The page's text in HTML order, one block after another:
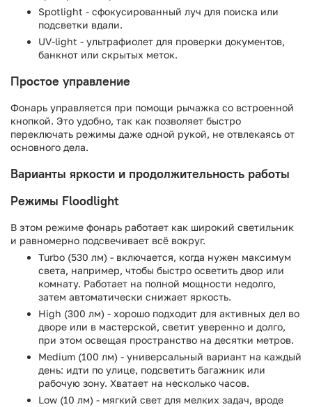
Spotlight - сфокусированный луч для поиска или
подсветки вдали.
UV-light - ультрафиолет для проверки документов,
банкнот или скрытых меток.
Простое управление
Фонарь управляется при помощи рычажка со встроенной
кнопкой. Это удобно, так как позволяет быстро
переключать режимы даже одной рукой, не отвлекаясь от
основного дела.
Варианты яркости и продолжительность работы
Режимы Floodlight
В этом режиме фонарь работает как широкий светильник
и равномерно подсвечивает всё вокруг.
Turbo (530 лм) - включается, когда нужен максимум
света, например, чтобы быстро осветить двор или
комнату. Работает на полной мощности недолго,
затем автоматически снижает яркость.
High (300 лм) - хорошо подходит для активных дел во
дворе или в мастерской, светит уверенно и долго,
при этом освещая пространство на десятки метров.
Medium (100 лм) - универсальный вариант на каждый
день: идти по улице, подсветить багажник или
рабочую зону. Хватает на несколько часов.
Low (10 лм) - мягкий свет для мелких задач, вроде